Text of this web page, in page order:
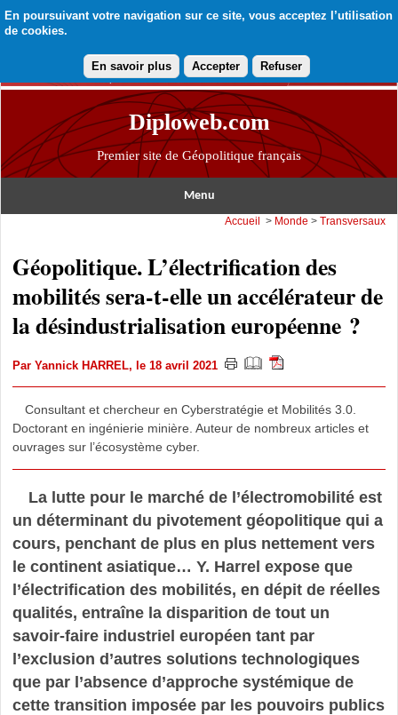
En poursuivant votre navigation sur ce site, vous acceptez l’utilisation
de cookies.
En savoir plus Accepter Refuser
Diploweb.com
Premier site de Géopolitique français
Menu
Accueil > Monde > Transversaux
Géopolitique. L’électrification des
mobilités sera-t-elle un accélérateur de
la désindustrialisation européenne ?
Par Yannick HARREL, le 18 avril 2021
Consultant et chercheur en Cyberstratégie et Mobilités 3.0.
Doctorant en ingénierie minière. Auteur de nombreux articles et
ouvrages sur l’écosystème cyber.
La lutte pour le marché de l’électromobilité est
un déterminant du pivotement géopolitique qui a
cours, penchant de plus en plus nettement vers
le continent asiatique… Y. Harrel expose que
l’électrification des mobilités, en dépit de réelles
qualités, entraîne la disparition de tout un
savoir-faire industriel européen tant par
l’exclusion d’autres solutions technologiques
que par l’absence d’approche systémique de
cette transition imposée par les pouvoirs publics